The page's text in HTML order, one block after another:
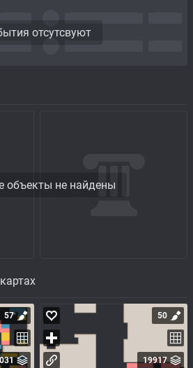
объекты не найдены
57 50
19917
отсутсвуют